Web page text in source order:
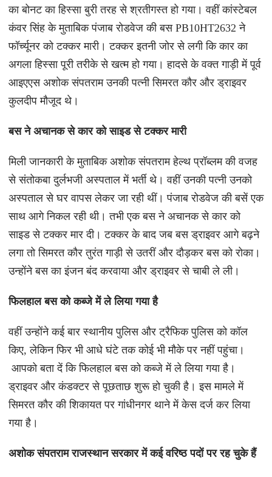
का बोनट का हिस्सा बुरी तरह से श्रतीगस्त हो गया। वहीं कांस्टेबल
कंवर सिंह के मुताबिक पंजाब रोडवेज की बस PB10HT2632 ने
फॉर्च्यूनर को टक्कर मारी। टक्कर इतनी जोर से लगी कि कार का
अगला हिस्सा पूरी तरीके से खत्म हो गया। हादसे के वक्त गाड़ी में पूर्व
आइएएस अशोक संपतराम उनकी पत्नी सिमरत कौर और ड्राइवर
कुलदीप मौजूद थे।
बस ने अचानक से कार को साइड से टक्कर मारी
मिली जानकारी के मुताबिक अशोक संपतराम हेल्थ प्रॉब्लम की वजह
से संतोकबा दुर्लभजी अस्पताल में भर्ती थे। वहीं उनकी पत्नी उनको
अस्पताल से घर वापस लेकर जा रही थीं। पंजाब रोडवेज की बसें एक
साथ आगे निकल रही थी। तभी एक बस ने अचानक से कार को
साइड से टक्कर मार दी। टक्कर के बाद जब बस ड्राइवर आगे बढ़ने
लगा तो सिमरत कौर तुरंत गाड़ी से उतरीं और दौड़कर बस को रोका।
उन्होंने बस का इंजन बंद करवाया और ड्राइवर से चाबी ले ली।
फिलहाल बस को कब्जे में ले लिया गया है
वहीं उन्होंने कई बार स्थानीय पुलिस और ट्रैफिक पुलिस को कॉल
किए, लेकिन फिर भी आधे घंटे तक कोई भी मौके पर नहीं पहुंचा।
आपको बता दें कि फिलहाल बस को कब्जे में ले लिया गया है।
ड्राइवर और कंडक्टर से पूछताछ शुरू हो चुकी है। इस मामले में
सिमरत कौर की शिकायत पर गांधीनगर थाने में केस दर्ज कर लिया
गया है।
अशोक संपतराम राजस्थान सरकार में कई वरिष्ठ पदों पर रह चुके हैं